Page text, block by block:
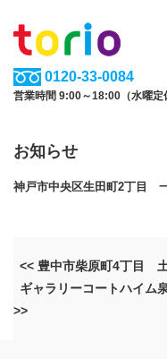
0120-33-0084
営業時間 9:00～18:00（水曜定
お知らせ
神戸市中央区生田町2丁目
<< 豊中市柴原町4丁目
ギャラリーコートハイ
>>